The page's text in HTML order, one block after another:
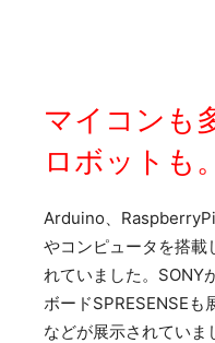
マイコンも
ロボットも。
Arduino、
やコンピュータを搭載
れていました。SONY
ボードSPRESENSEも
などが展示されていま